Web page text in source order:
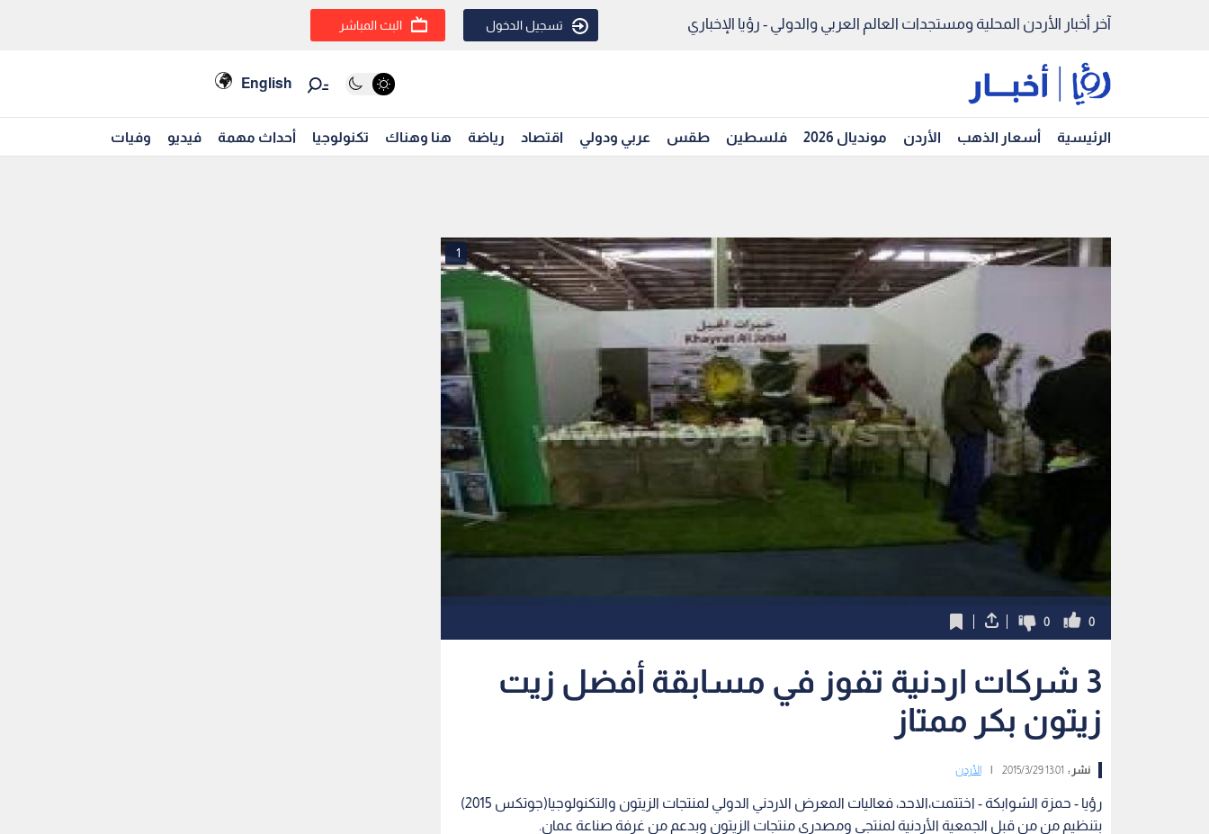
آخر أخبار الأردن المحلية ومستجدات العالم العربي والدولي - رؤيا الإخباري تسجيل الدخول البث المباشر
English
الرئيسية أسعار الذهب الأردن مونديال 2026 فلسطين طقس عربي ودولي اقتصاد رياضة هنا وهناك تكنولوجيا أحداث مهمة فيديو وفيات
1
0
0
3 شركات اردنية تفوز في مسابقة أفضل زيت
زيتون بكر ممتاز
نشر : 13:01 2015/3/29 الأردن
رؤيا - حمزة الشوابكة - اختتمت،الاحد، فعاليات المعرض الاردني الدولي لمنتجات الزيتون والتكنولوجيا(جوتكس 2015)
بتنظيم من من قبل الجمعية الأردنية لمنتجي ومصدري منتجات الزيتون وبدعم من غرفة صناعة عمان.